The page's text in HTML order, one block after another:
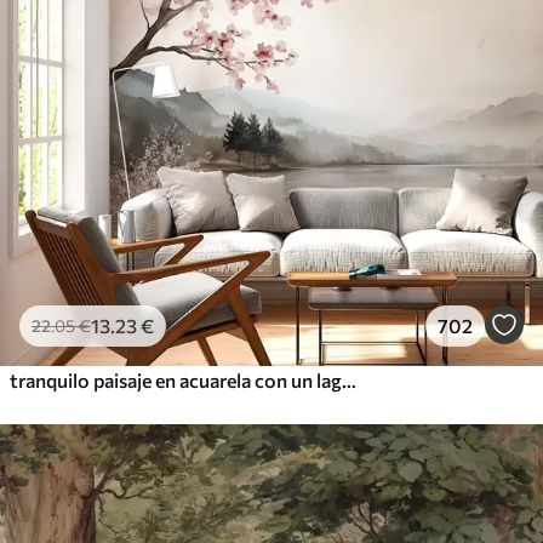
22.05€13.23€ 702
tranquilo paisaje en acuarela con un lago y un árbol en flor